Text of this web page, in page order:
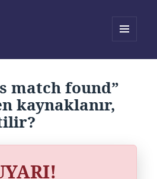
match found”
kaynaklanır,